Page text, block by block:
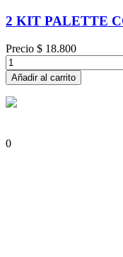
2 KIT PALETTE
Precio $ 18.800
Añadir al carrito
0